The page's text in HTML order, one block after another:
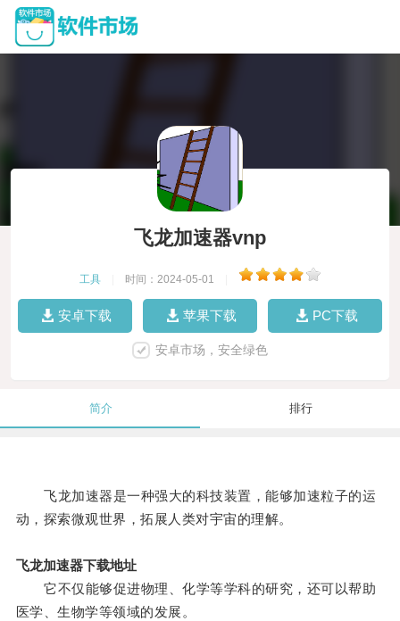
飞龙加速器vnp
工具 时间：2024-05-01
安卓下载 苹果下载 PC下载
安卓市场，安全绿色
简介 排行
飞龙加速器是一种强大的科技装置，能够加速粒子的运
动，探索微观世界，拓展人类对宇宙的理解。
飞龙加速器下载地址
它不仅能够促进物理、化学等学科的研究，还可以帮助
医学、生物学等领域的发展。